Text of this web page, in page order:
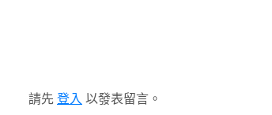
請先 登入 以發表留言。